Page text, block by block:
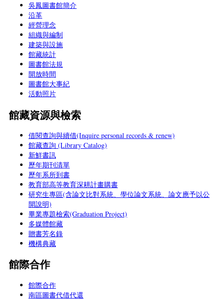
吳鳳圖書館簡介
沿革
經營理念
組織與編制
建築與設施
館藏統計
圖書館法規
開放時間
圖書館大事紀
活動照片
館藏資源與檢索
借閱查詢與續借(Inquire personal records & renew)
館藏查詢 (Library Catalog)
新鮮書訊
歷年期刊清單
歷年系所到書
教育部高等教育深耕計畫購書
研究生專區(含論文比對系統、學位論文系統、論文應予以公
開說明)
畢業專題檢索(Graduation Project)
多媒體館藏
贈書芳名錄
機構典藏
館際合作
館際合作
南區圖書代借代還